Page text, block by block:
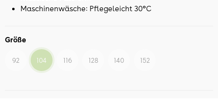
Maschinenwäsche: Pflegeleicht 30°C
Größe
92 104 116 128 140 152